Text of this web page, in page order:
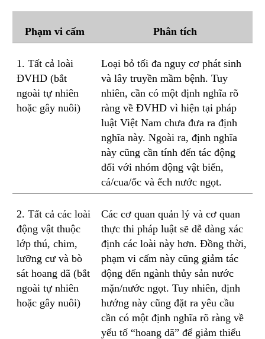
Phạm vi cấm Phân tích
1. Tất cả loài
ĐVHD (bắt
ngoài tự nhiên
hoặc gây nuôi)
Loại bỏ tối đa nguy cơ phát sinh
và lây truyền mầm bệnh. Tuy
nhiên, cần có một định nghĩa rõ
ràng về ĐVHD vì hiện tại pháp
luật Việt Nam chưa đưa ra định
nghĩa này. Ngoài ra, định nghĩa
này cũng cần tính đến tác động
đối với nhóm động vật biển,
cá/cua/ốc và ếch nước ngọt.
2. Tất cả các loài
động vật thuộc
lớp thú, chim,
lưỡng cư và bò
sát hoang dã (bắt
ngoài tự nhiên
hoặc gây nuôi)
Các cơ quan quản lý và cơ quan
thực thi pháp luật sẽ dễ dàng xác
định các loài này hơn. Đồng thời,
phạm vi cấm này cũng giảm tác
động đến ngành thủy sản nước
mặn/nước ngọt. Tuy nhiên, định
hướng này cũng đặt ra yêu cầu
cần có một định nghĩa rõ ràng về
yếu tố “hoang dã” để giảm thiểu